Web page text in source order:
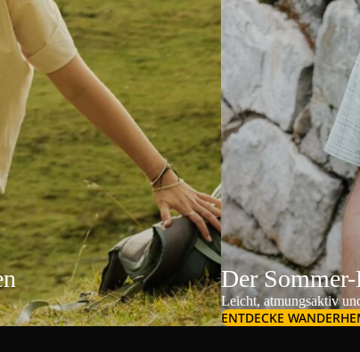
Der
Leicht, atmungsaktiv
ENTDECKE